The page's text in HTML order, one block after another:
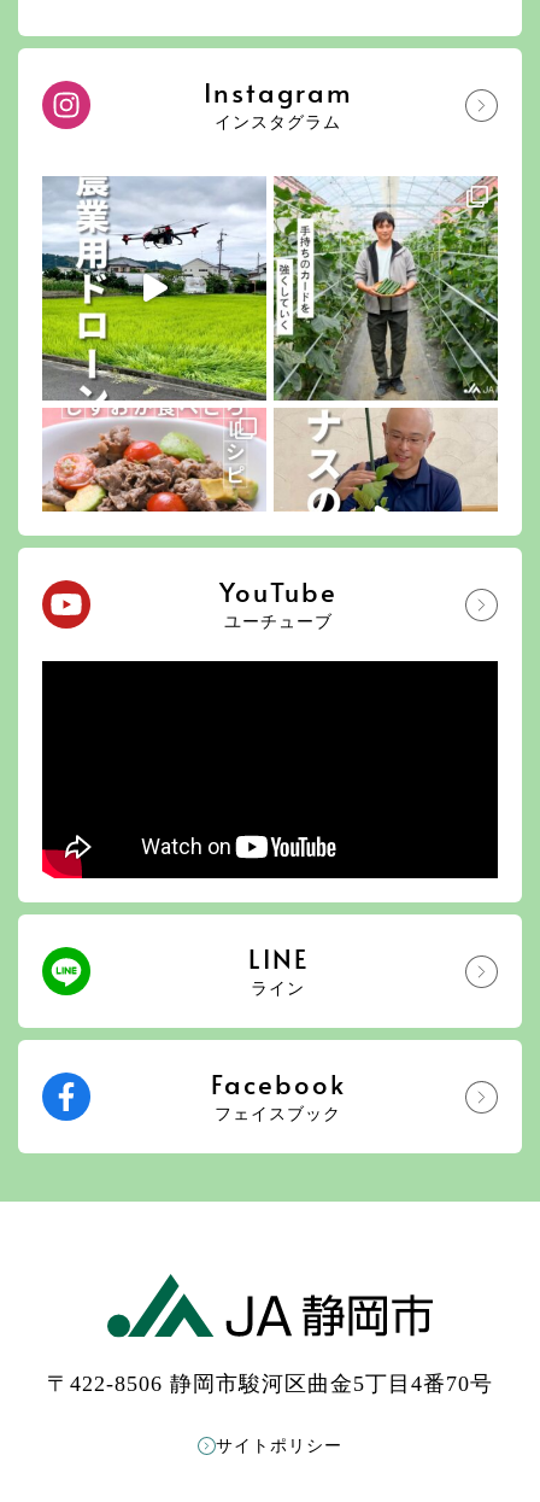
Instagram
インスタグラム
YouTube
ユーチューブ
LINE
ライン
Facebook
フェイスブック
〒422-8506 静岡市駿河区曲金5丁目4番70号
サイトポリシー